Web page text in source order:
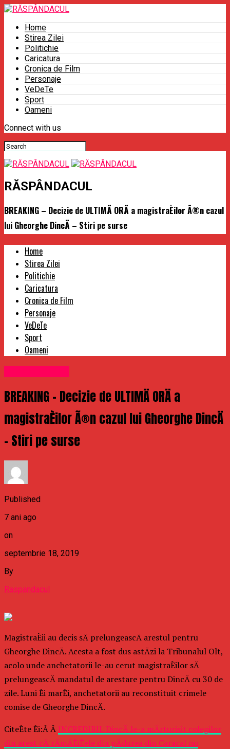
Home
Stirea Zilei
Politichie
Caricatura
Cronica de Film
Personaje
VeDeTe
Sport
Oameni
Connect with us
RĂSPÂNDACUL
BREAKING – Decizie de ULTIMÄ ORÄ a magistraÈilor Ã®n cazul
lui Gheorghe DincÄ – Stiri pe surse
Home
Stirea Zilei
Politichie
Caricatura
Cronica de Film
Personaje
VeDeTe
Sport
Oameni
BREAKING – Decizie de ULTIMÄ ORÄ a
magistraÈilor Ã®n cazul lui Gheorghe DincÄ
– Stiri pe surse
Published
7 ani ago
on
septembrie 18, 2019
By
Raspandacul
MagistraÈii au decis sÄ prelungeascÄ arestul pentru
Gheorghe DincÄ. Acesta a fost dus astÄzi la Tribunalul Olt,
acolo unde anchetatorii le-au cerut magistraÈilor sÄ
prelungeascÄ mandatul de arestare pentru DincÄ cu 30 de
zile. Luni Èi marÈi, anchetatorii au reconstituit crimele
comise de Gheorghe DincÄ.
CiteÈte Èi:Â Â INCREDIBIL DincÄ le-a mÄrturisit colegilor
din arest cÄ rÄmÄÈiÈele din pÄdurea din Caracal nu